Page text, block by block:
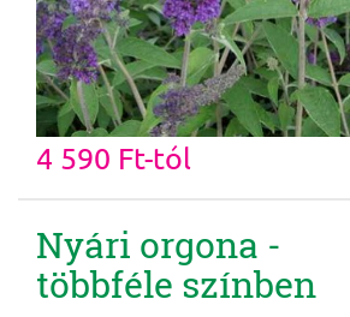
4 590 Ft-tól
Nyári orgona -
többféle színben